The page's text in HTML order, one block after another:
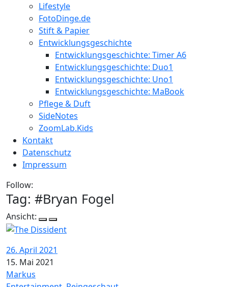
Lifestyle
FotoDinge.de
Stift & Papier
Entwicklungsgeschichte
Entwicklungsgeschichte: Timer A6
Entwicklungsgeschichte: Duo1
Entwicklungsgeschichte: Uno1
Entwicklungsgeschichte: MaBook
Pflege & Duft
SideNotes
ZoomLab.Kids
Kontakt
Datenschutz
Impressum
Follow:
Tag: #Bryan Fogel
Ansicht:
26. April 2021
15. Mai 2021
Markus